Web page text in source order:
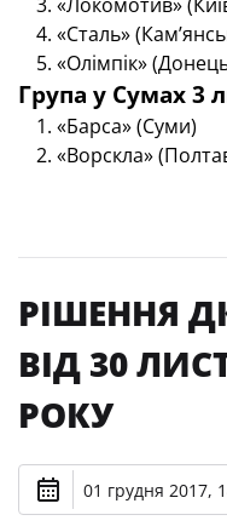
«Сталь»
«Олімпік»
Група у Сумах 3
«Барса» (Суми)
«Ворскла»
РІШЕННЯ
ВІД 30
РОКУ
01 грудня 2017,